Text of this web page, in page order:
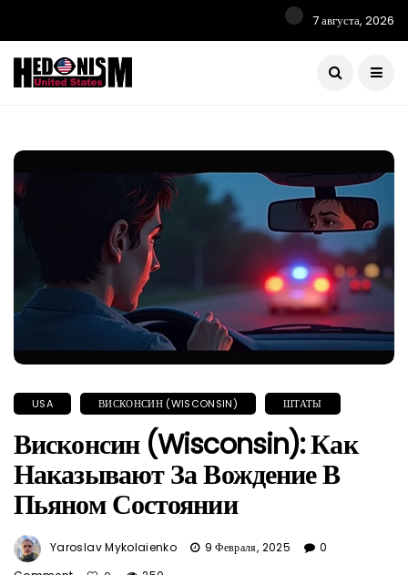
7 августа, 2026
USA ВИСКОНСИН (WISCONSIN) ШТАТЫ
Висконсин (Wisconsin): Как
Наказывают За Вождение В
Пьяном Состоянии
Yaroslav Mykolaienko 9 Февраля, 2025
0